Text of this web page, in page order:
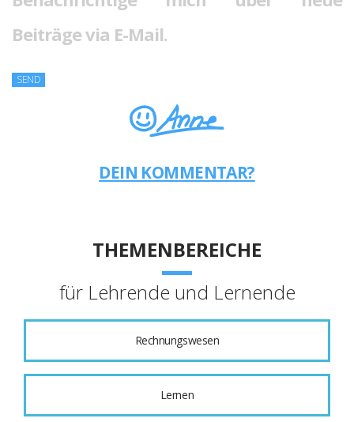
Beiträge via E-Mail.
DEIN KOMMENTAR?
THEMENBEREICHE
für Lehrende und Lernende
Rechnungswesen
Lernen